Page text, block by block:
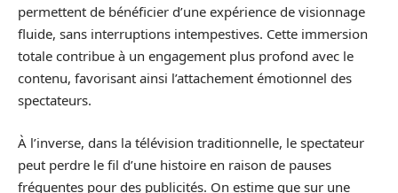
permettent de bénéficier d’une expérience de visionnage
fluide, sans interruptions intempestives. Cette immersion
totale contribue à un engagement plus profond avec le
contenu, favorisant ainsi l’attachement émotionnel des
spectateurs.
À l’inverse, dans la télévision traditionnelle, le spectateur
peut perdre le fil d’une histoire en raison de pauses
fréquentes pour des publicités. On estime que sur une